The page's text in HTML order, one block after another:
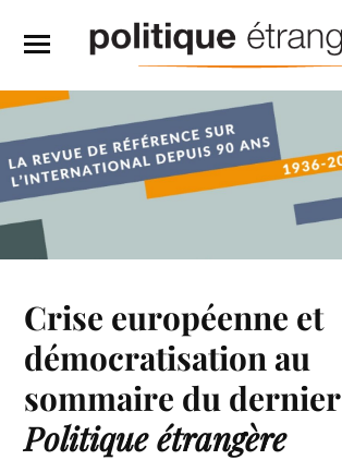
Crise européenne et
démocratisation au
sommaire du dernier
Politique étrangère